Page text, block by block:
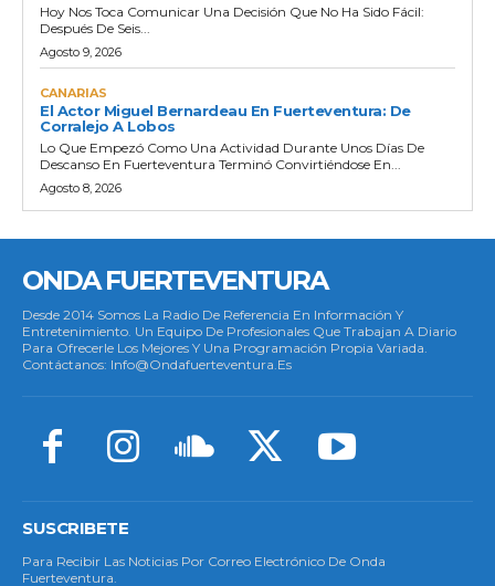
Hoy Nos Toca Comunicar Una Decisión Que No Ha Sido Fácil:
Después De Seis...
Agosto 9, 2026
CANARIAS
El Actor Miguel Bernardeau En Fuerteventura: De
Corralejo A Lobos
Lo Que Empezó Como Una Actividad Durante Unos Días De
Descanso En Fuerteventura Terminó Convirtiéndose En...
Agosto 8, 2026
ONDA FUERTEVENTURA
Desde 2014 Somos La Radio De Referencia En Información Y
Entretenimiento. Un Equipo De Profesionales Que Trabajan A Diario
Para Ofrecerle Los Mejores Y Una Programación Propia Variada.
Contáctanos: Info@ondafuerteventura.es
SUSCRIBETE
Para Recibir Las Noticias Por Correo Electrónico De Onda
Fuerteventura.